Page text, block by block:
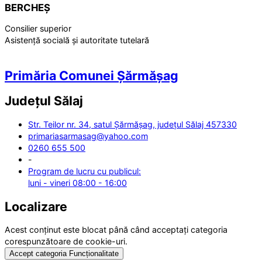
BERCHEȘ
Consilier superior
Asistență socială și autoritate tutelară
Primăria Comunei Șărmășag
Județul Sălaj
Str. Teilor nr. 34, satul Șărmășag, județul Sălaj 457330
primariasarmasag@yahoo.com
0260 655 500
-
Program de lucru cu publicul:
luni - vineri 08:00 - 16:00
Localizare
Acest conținut este blocat până când acceptați categoria
corespunzătoare de cookie-uri.
Accept categoria Funcționalitate